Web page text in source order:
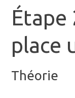
Étape
place
Théorie